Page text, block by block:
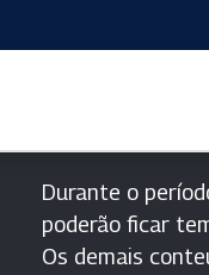
Durante o
poderão ficar
Os demais